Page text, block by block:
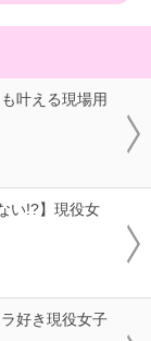
叶える現場用
い!?】現役女
好き現役女子